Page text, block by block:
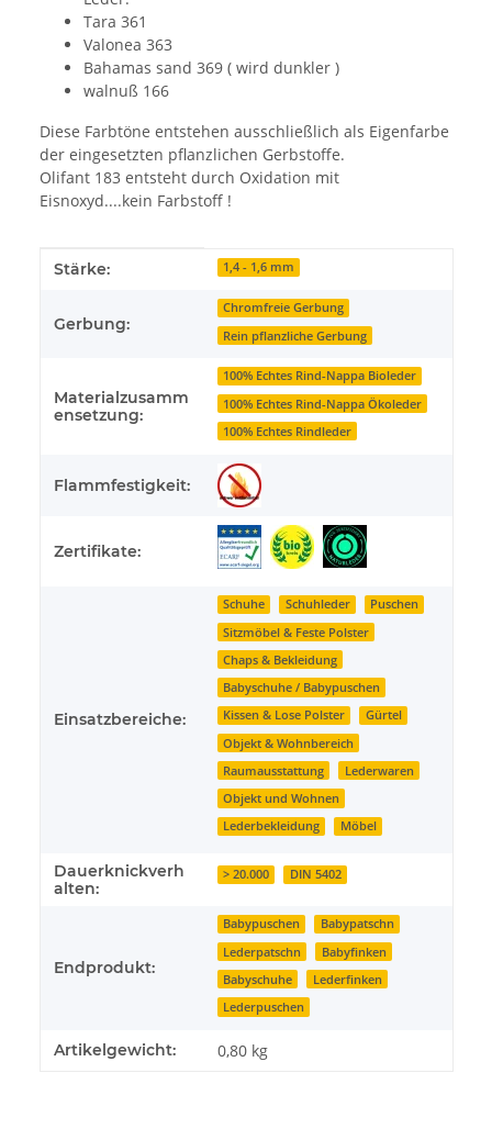
Tara 361
Valonea 363
Bahamas sand 369 ( wird dunkler )
walnuß 166
Diese Farbtöne entstehen ausschließlich als Eigenfarbe
der eingesetzten pflanzlichen Gerbstoffe.
Olifant 183 entsteht durch Oxidation mit
Eisnoxyd....kein Farbstoff !
Produkteigenschaft
Wert
Stärke: 1,4 - 1,6 mm
Gerbung:
Chromfreie Gerbung
Rein pflanzliche Gerbung
Materialzusamm
ensetzung:
100% Echtes Rind-Nappa Bioleder
100% Echtes Rind-Nappa Ökoleder
100% Echtes Rindleder
Flammfestigkeit:
Zertifikate:
Einsatzbereiche:
Schuhe Schuhleder
Puschen
Sitzmöbel & Feste Polster
Chaps & Bekleidung
Babyschuhe / Babypuschen
Kissen & Lose Polster
Gürtel
Objekt & Wohnbereich
Raumausstattung
Lederwaren
Objekt und Wohnen
Lederbekleidung
Möbel
Dauerknickverh
alten:
> 20.000 DIN 5402
Endprodukt:
Babypuschen
Babypatschn
Lederpatschn
Babyfinken
Babyschuhe
Lederfinken
Lederpuschen
Artikelgewicht: 0,80 kg